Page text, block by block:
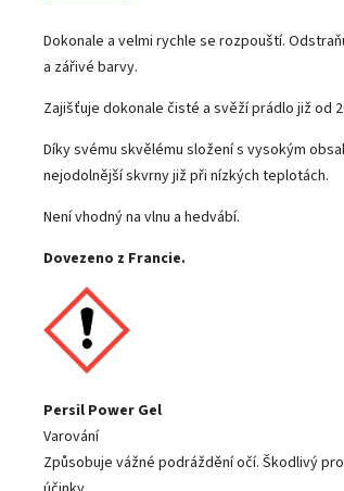
Dokonale a velmi rychle se rozpouští.
a zářivé barvy.
Zajišťuje dokonale čisté a svěží prádlo již od
Díky svému skvělému složení s vysokým
nejodolnější skvrny již při nízkých teplotách.
Není vhodný na vlnu a hedvábí.
Dovezeno z Francie.
Persil Power Gel
Varování
Způsobuje vážné podráždění očí. Škodlivý